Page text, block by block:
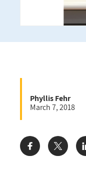
Phyllis Fehr
March 7, 2018
Share: